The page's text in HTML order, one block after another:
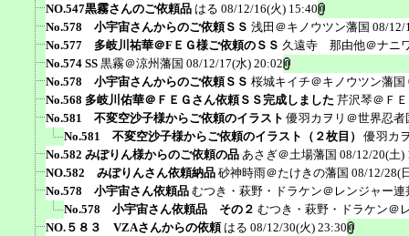
NO.547黒霧さんのご依頼品 はる 08/12/16(火) 15:40
No.578 小宇宙さんからのご依頼ＳＳ 浅田＠キノウツン藩国 08/12/
No.577 多岐川祐華＠FＥＧ様ご依頼のＳＳ 久遠寺 那由他＠ナニ
No.574 SS 黒霧＠涼州藩国 08/12/17(水) 20:02
No.578 小宇宙さんからのご依頼ＳＳ 桜城キイチ＠キノウツン藩国
No.568 多岐川佑華＠ＦＥＧさん依頼ＳＳ完成しました 芹沢琴＠Ｆ
No.581 不変空沙子様からご依頼のイラスト 優羽カヲリ＠世界忍者
No.581 不変空沙子様からご依頼のイラスト（２枚目）
優羽カ
No.582 みぽりん様からのご依頼の品 あさぎ＠土場藩国 08/12/20(土)
NO.582 みぽりんさん依頼納品 砂神時雨＠たけきの藩国 08/12/28(
No.578 小宇宙さん依頼品 むつき・萩野・ドラケン＠レンジャー連
No.578 小宇宙さん依頼品 その２ むつき・萩野・ドラケン＠
NO.５８３ VZAさんからの依頼 はる 08/12/30(火) 23:30